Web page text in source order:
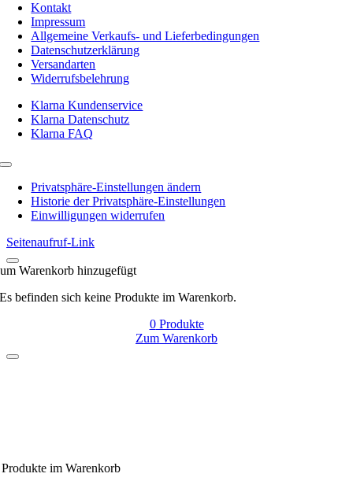
Kontakt
Impressum
Allgemeine Verkaufs- und Lieferbedingungen
Datenschutzerklärung
Versandarten
Widerrufsbelehrung
Klarna Kundenservice
Klarna Datenschutz
Klarna FAQ
Toggle
NavigationPrivatsphäre-Einstellungen ändern
Historie der Privatsphäre-Einstellungen
Einwilligungen widerrufen
Seitenaufruf-Link
Warenkorb hinzugefügt
Es befinden sich keine Produkte im Warenkorb.
0Produkte
Zum Warenkorb
im Warenkorb